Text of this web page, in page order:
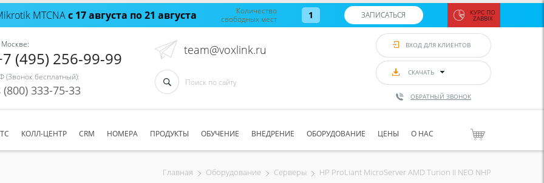
MTCNAс 17 августа по 21 августа
Количество
свободных мест
1 ЗАПИСАТЬСЯ КУРС ПО
ZABBIX
ВХОД ДЛЯ КЛИЕНТОВ
СКАЧАТЬ
ОБРАТНЫЙ ЗВОНОК
(495) 256-99-99
(Звонок бесплатный):
(800) 333-75-33
team@voxlink.ru
КОЛЛ-ЦЕНТР CRM НОМЕРА ПРОДУКТЫ ОБУЧЕНИЕ ВНЕДРЕНИЕ ОБОРУДОВАНИЕ ЦЕНЫ О НАС
Главная Оборудование Серверы HP ProLiant MicroServer AMD Turion II NEO NHP